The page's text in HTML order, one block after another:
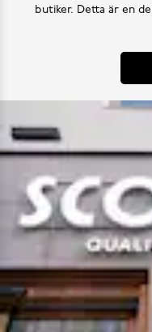
butiker. Detta är en